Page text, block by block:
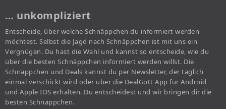
… unkompliziert
Entscheide, über welche Schnäppchen du informiert werden
möchtest. Selbst die Jagd nach Schnäppchen ist mit uns ein
Vergnügen. Du hast die Wahl und kannst so entscheide, wie du
über die besten Schnäppchen informiert werden willst. Die
Schnäppchen und Deals kannst du per Newsletter, der täglich
einmal verschickt wird oder über die DealGott App für Android
und Apple IOS erhalten. Du entscheidest und wir bringen dir die
besten Schnäppchen.